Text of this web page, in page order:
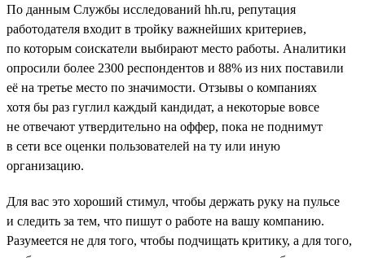
По данным Службы исследований hh.ru, репутация
работодателя входит в тройку важнейших критериев,
по которым соискатели выбирают место работы. Аналитики
опросили более 2300 респондентов и 88% из них поставили
её на третье место по значимости. Отзывы о компаниях
хотя бы раз гуглил каждый кандидат, а некоторые вовсе
не отвечают утвердительно на оффер, пока не поднимут
в сети все оценки пользователей на ту или иную
организацию.
Для вас это хороший стимул, чтобы держать руку на пульсе
и следить за тем, что пишут о работе на вашу компанию.
Разумеется не для того, чтобы подчищать критику, а для того,